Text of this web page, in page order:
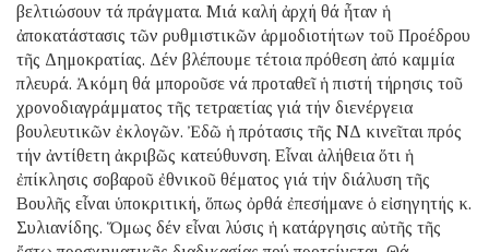
βελτιώσουν τά πράγματα. Μιά καλή ἀρχή θά ἦταν ἡ
ἀποκατάστασις τῶν ρυθμιστικῶν ἁρμοδιοτήτων τοῦ Προέδρου
τῆς Δημοκρατίας. Δέν βλέπουμε τέτοια πρόθεση ἀπό καμμία
πλευρά. Ἀκόμη θά μποροῦσε νά προταθεῖ ἡ πιστή τήρησις τοῦ
χρονοδιαγράμματος τῆς τετραετίας γιά τήν διενέργεια
βουλευτικῶν ἐκλογῶν. Ἐδῶ ἡ πρότασις τῆς ΝΔ κινεῖται πρός
τήν ἀντίθετη ἀκριβῶς κατεύθυνση. Εἶναι ἀλήθεια ὅτι ἡ
ἐπίκλησις σοβαροῦ ἐθνικοῦ θέματος γιά τήν διάλυση τῆς
Βουλῆς εἶναι ὑποκριτική, ὅπως ὀρθά ἐπεσήμανε ὁ εἰσηγητής κ.
Συλιανίδης. Ὅμως δέν εἶναι λύσις ἡ κατάργησις αὐτῆς τῆς